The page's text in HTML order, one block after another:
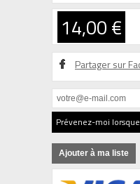
14,00 €
Partager sur
Prévenez-moi
Ajouter à ma liste